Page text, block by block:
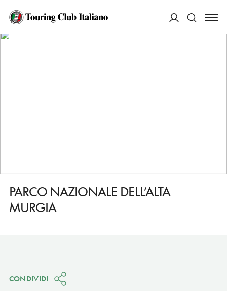
HOME
PARCO NAZIONALE DELL’ALTA MURGIA
PARCO NAZIONALE DELL’ALTA
MURGIA
CONDIVIDI